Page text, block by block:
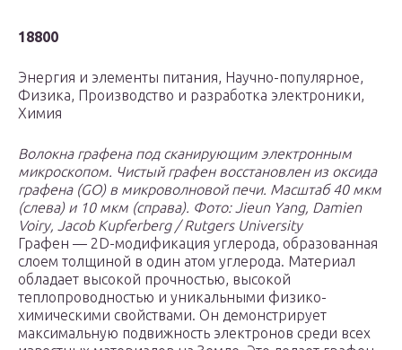
18800
Энергия и элементы питания, Научно-популярное,
Физика, Производство и разработка электроники,
Химия
Волокна графена под сканирующим электронным
микроскопом. Чистый графен восстановлен из оксида
графена (GO) в микроволновой печи. Масштаб 40 мкм
(слева) и 10 мкм (справа). Фото: Jieun Yang, Damien
Voiry, Jacob Kupferberg / Rutgers University
Графен — 2D-модификация углерода, образованная
слоем толщиной в один атом углерода. Материал
обладает высокой прочностью, высокой
теплопроводностью и уникальными физико-
химическими свойствами. Он демонстрирует
максимальную подвижность электронов среди всех